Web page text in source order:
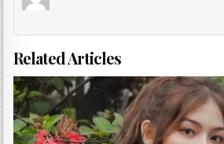
Related Articles